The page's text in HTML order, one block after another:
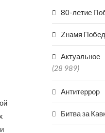
80-летие
Zнамя
Актуальное
(28 989)
Антитеррор
Битва за